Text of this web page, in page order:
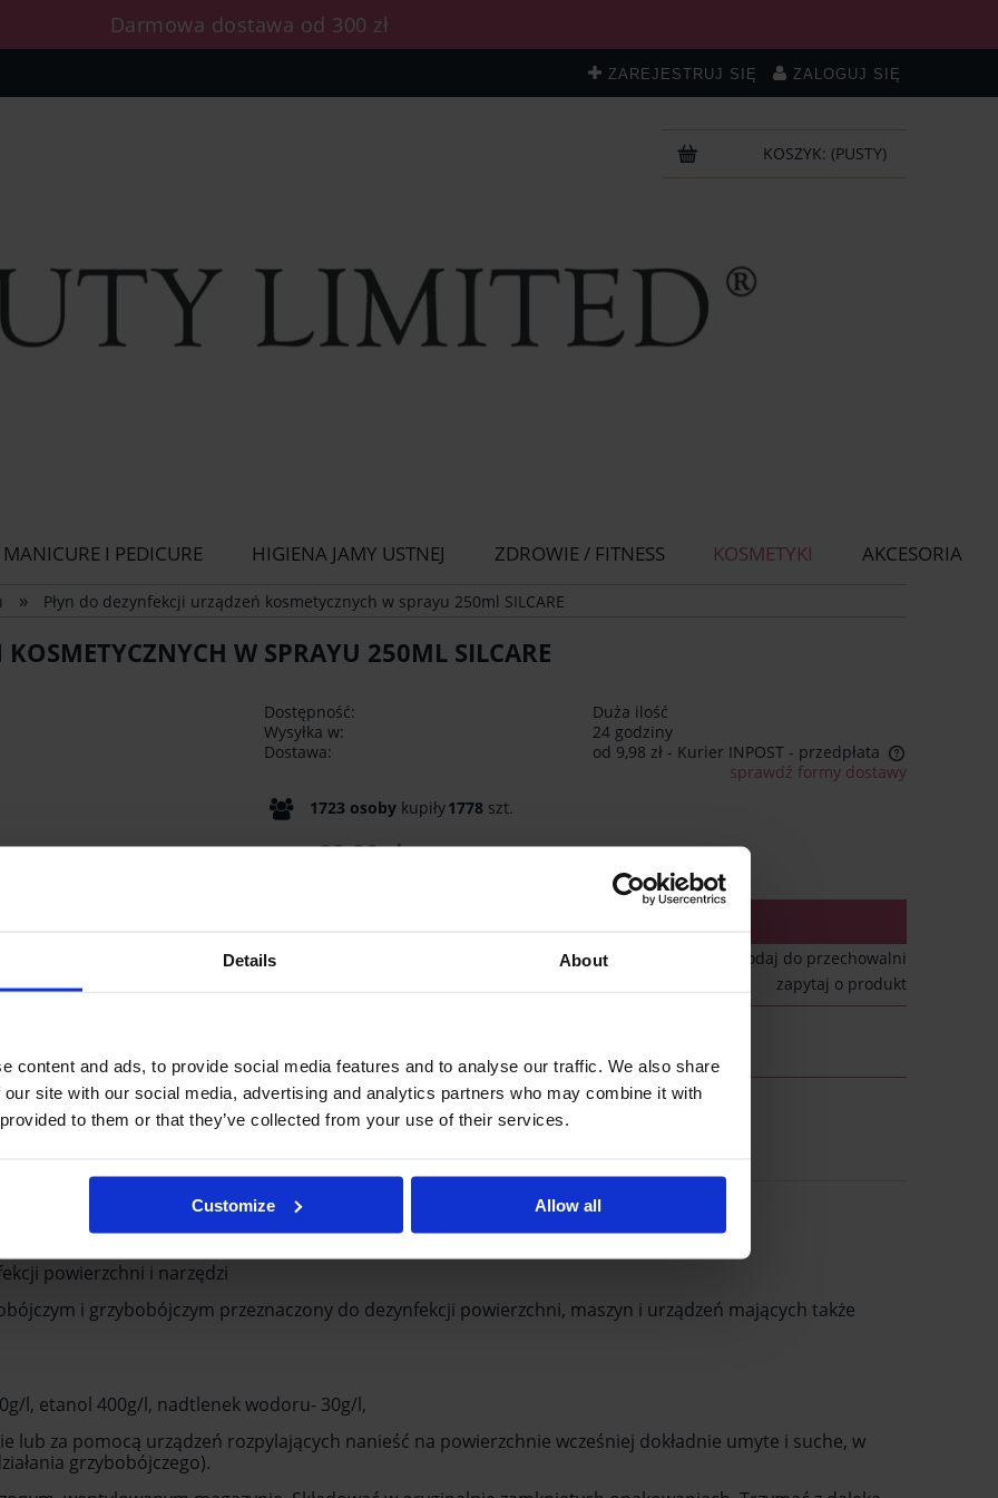
Darmowa dostawa od 300 zł
Details About
content and ads, to provide social media features and to analyse our traffic. We also share
site with our social media, advertising and analytics partners who may combine it with
to them or that they’ve collected from your use of their services.
Customize Allow all
ZAREJESTRUJ SIĘ ZALOGUJ SIĘ
KOSZYK: (PUSTY)
MANICURE I PEDICURE HIGIENA JAMY USTNEJ ZDROWIE / FITNESS KOSMETYKI AKCESORIA
» Płyn do dezynfekcji urządzeń kosmetycznych w sprayu 250ml SILCARE
W SPRAYU 250ML SILCARE
Dostępność:
Duża ilość
Wysyłka w:
24 godziny
Dostawa:
od 9,98 zł - Kurier INPOST - przedpłata
sprawdź formy dostawy
1723 osobykupiły1778 szt.
29,90 zł
dodaj do przechowalni
zapytaj o produkt
sprayu 250ml SILCARE
powierzchni i narzędzi
i grzybobójczym przeznaczony do dezynfekcji powierzchni, maszyn i urządzeń mających także
l, etanol 400g/l, nadtlenek wodoru- 30g/l,
lub za pomocą urządzeń rozpylających nanieść na powierzchnie wcześniej dokładnie umyte i suche, w
grzybobójczego).